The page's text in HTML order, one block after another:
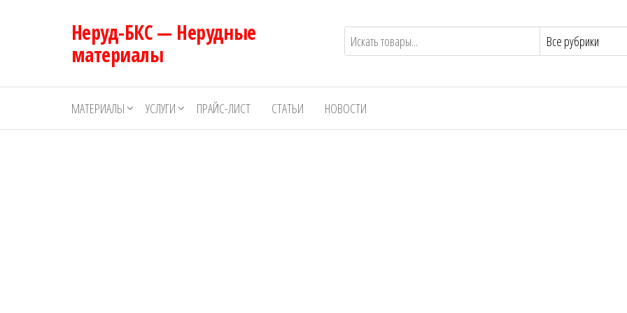
Неруд-БКС — Нерудные
материалы
МАТЕРИАЛЫ УСЛУГИ ПРАЙС-ЛИСТ СТАТЬИ НОВОСТИ